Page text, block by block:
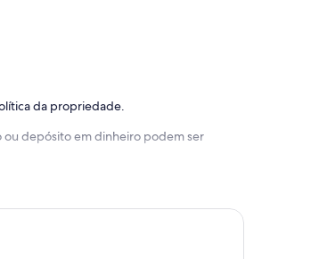
da propriedade.
depósito em dinheiro podem ser